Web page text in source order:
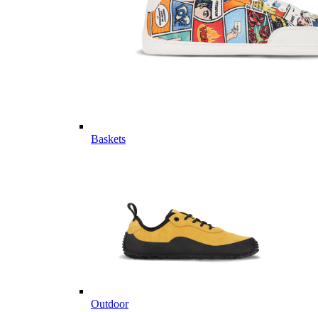
Baskets
Outdoor